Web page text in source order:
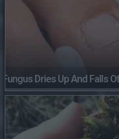
Fungus Dries Up And Falls